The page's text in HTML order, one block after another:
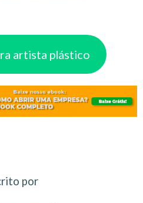
artista plástico
por